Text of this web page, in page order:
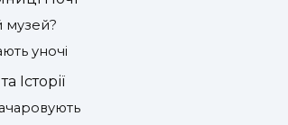
музей?
уночі
Історії